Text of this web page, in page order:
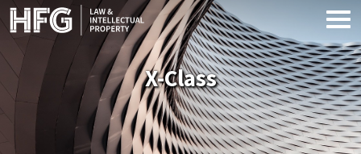
Skip to main content
X-Class